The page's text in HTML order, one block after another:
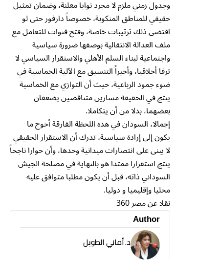
وجدول زمني ملزم لا مجرد نوايا معلنة، وضمان تمثيل
حقيقي للمناطق المنكوبة، خصوصاً دارفور حتى لو
اقتضى ذلك ترتيبات خاصة، وفتح قنوات للتعامل مع
ملف العدالة الانتقالية بوصفها ضرورة سياسية
واجتماعية لبناء السلم الأهلي والاستقرار السياسي لا
ترفا أخلاقيا، وأخيراً التنسيق مع الآلية الخماسية في
ضوء جمود الرباعية، حيث أن التوازي مع الخماسية
ينتج في الحقيقة مسارين متناقضين يضعفان
بعضهما، بدلا من أن يتكاملا.
إجمالا، السودان في هذه اللحظة الفارقة أحوج ما
يكون إلى إرادة سياسية، تدرك أن الاستقرار الحقيقي
لا يبنى على انتصارات ميدانية وحدها، وأن حوارا ناجحاً
ينتج استقرارا ممتدا هو بالنهاية في مصلحة الجيش
السوداني ذاته، قبل أن يكون مطلبا متوافق عليه
محليا وإقليميا و دوليا.
نقلا عن مصر 360
Author
د. أماني الطويل